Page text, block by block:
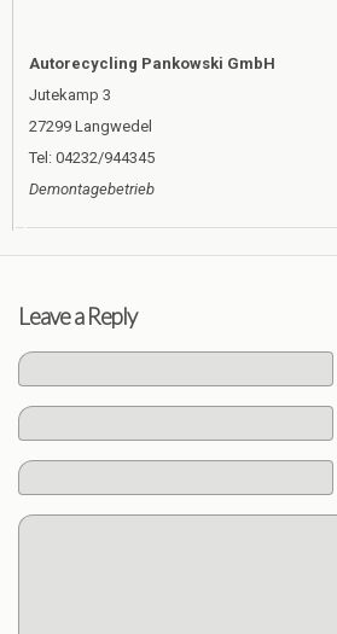
Autorecycling Pankowski GmbH
Jutekamp 3
27299 Langwedel
Tel: 04232/944345
Demontagebetrieb
Leave a Reply